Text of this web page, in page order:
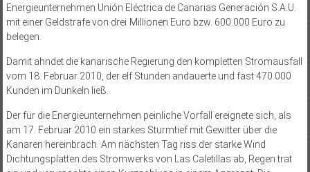
Energieunternehmen Unión Eléctrica de Canarias Generación S.A.U.
mit einer Geldstrafe von drei Millionen Euro bzw. 600.000 Euro zu
belegen.
Damit ahndet die kanarische Regierung den kompletten Stromausfall
vom 18. Februar 2010, der elf Stunden andauerte und fast 470.000
Kunden im Dunkeln ließ.
Der für die Energieunternehmen peinliche Vorfall ereignete sich, als
am 17. Februar 2010 ein starkes Sturmtief mit Gewitter über die
Kanaren hereinbrach. Am nächsten Tag riss der starke Wind
Dichtungsplatten des Stromwerks von Las Caletillas ab, Regen trat